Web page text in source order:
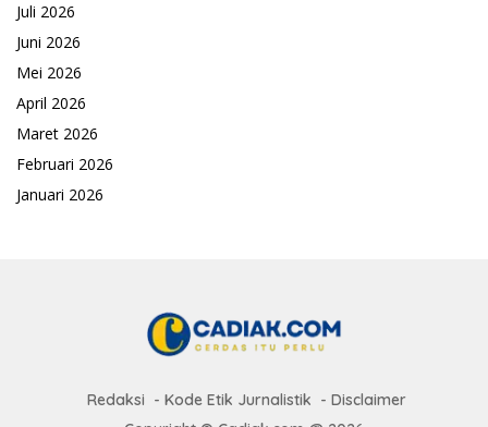
Juli 2026
Juni 2026
Mei 2026
April 2026
Maret 2026
Februari 2026
Januari 2026
Redaksi Kode Etik Jurnalistik
Disclaimer